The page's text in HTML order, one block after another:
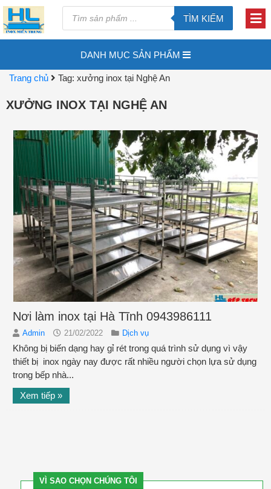
TÌM KIẾM
DANH MỤC SẢN PHẨM
Trang chủ Tag: xưởng inox tại Nghệ An
XƯỞNG INOX TẠI NGHỆ AN
Nơi làm inox tại Hà Tĩnh 0943986111
Admin 21/02/2022 Dịch vụ
Không bị biến dạng hay gỉ rét trong quá trình sử dụng vì vậy
thiết bị inox ngày nay được rất nhiều người chọn lựa sử dụng
trong bếp nhà...
Xem tiếp »
VÌ SAO CHỌN CHÚNG TÔI